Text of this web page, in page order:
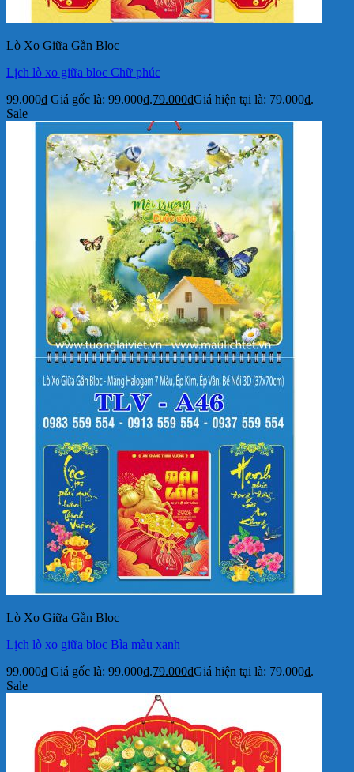
Lò Xo Giữa Gắn Bloc
Lịch lò xo giữa bloc Chữ phúc
99.000₫ Giá gốc là: 99.000₫.79.000₫Giá hiện tại là: 79.000₫.
Sale
Lò Xo Giữa Gắn Bloc
Lịch lò xo giữa bloc Bìa màu xanh
99.000₫ Giá gốc là: 99.000₫.79.000₫Giá hiện tại là: 79.000₫.
Sale